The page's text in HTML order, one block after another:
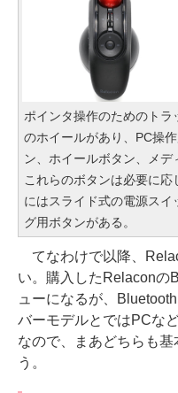
ポインタ操作のためのト
のホイールがあり、PC操
ン、ホイールボタン、メデ
これらのボタンは必要に
にはスライド式の電源ス
グ用ボタンがある。
てなわけで以降、
い。購入したRelaconの
ューになるが、
バーモデルとではPCな
なので、まあどちらも
う。